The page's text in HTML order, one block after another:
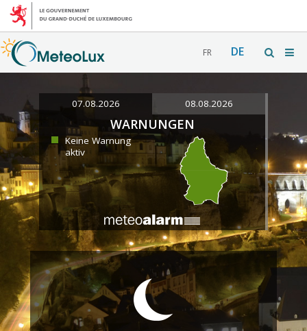
FR DE
07.08.2026 08.08.2026
WARNUNGEN
Keine Warnung
aktiv